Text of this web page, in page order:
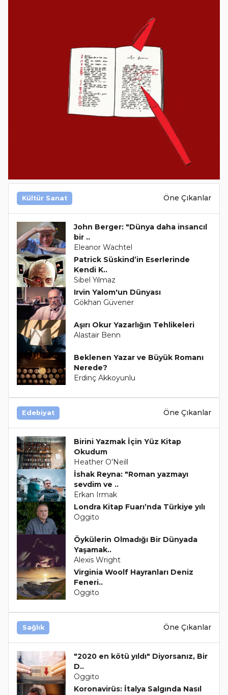
Kültür Sanat Öne Çıkanlar
John Berger: "Dünya daha insancıl
bir ..
Eleanor Wachtel
Patrick Süskind’in Eserlerinde
Kendi K..
Sibel Yılmaz
Irvin Yalom'un Dünyası
Gökhan Güvener
Aşırı Okur Yazarlığın Tehlikeleri
Alastair Benn
Beklenen Yazar ve Büyük Romanı
Nerede?
Erdinç Akkoyunlu
Edebiyat Öne Çıkanlar
Birini Yazmak İçin Yüz Kitap
Okudum
Heather O’Neill
İshak Reyna: "Roman yazmayı
sevdim ve ..
Erkan Irmak
Londra Kitap Fuarı’nda Türkiye yılı
Oggito
Öykülerin Olmadığı Bir Dünyada
Yaşamak..
Alexis Wright
Virginia Woolf Hayranları Deniz
Feneri..
Oggito
Sağlık Öne Çıkanlar
"2020 en kötü yıldı" Diyorsanız, Bir
D..
Oggito
Koronavirüs: İtalya Salgında Nasıl